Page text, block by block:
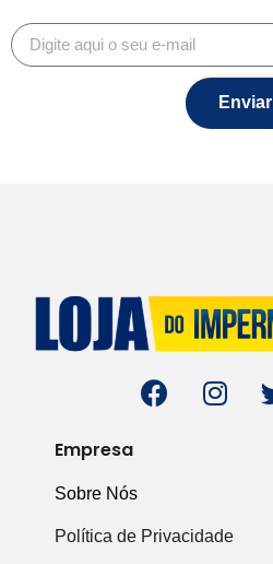
Enviar
Empresa
Sobre Nós
Política de Privacidade